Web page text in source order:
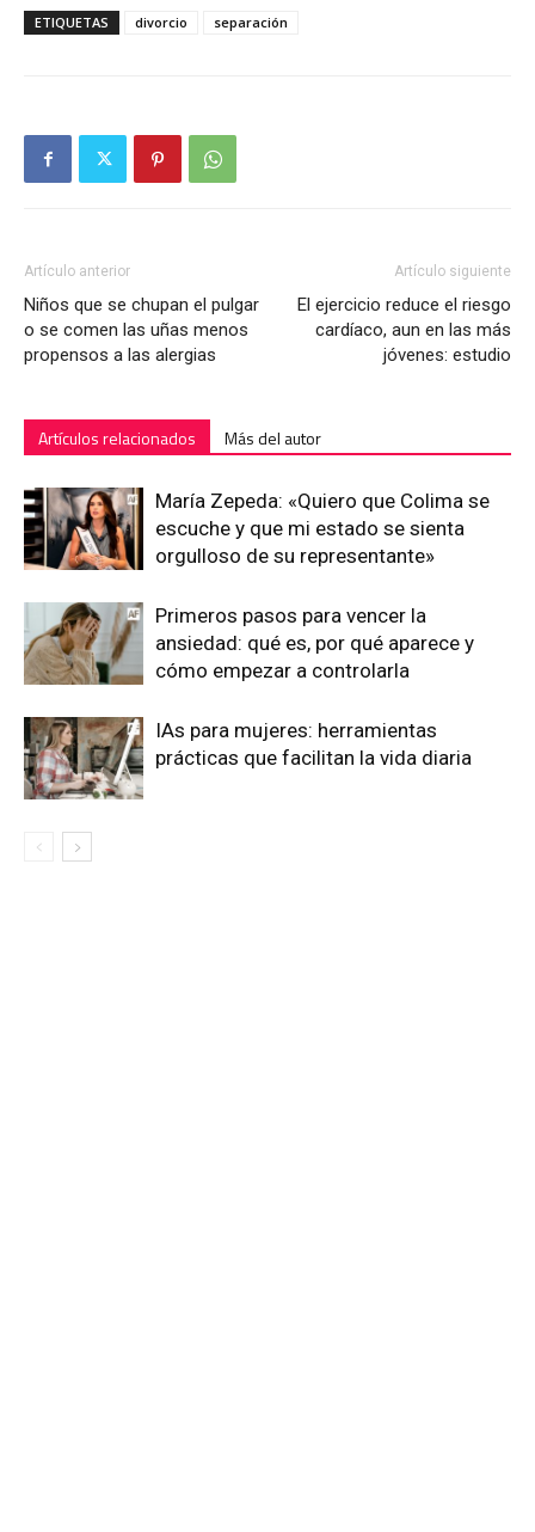
ETIQUETAS divorcio separación
Artículo anterior
Niños que se chupan el pulgar
o se comen las uñas menos
propensos a las alergias
Artículo siguiente
El ejercicio reduce el riesgo
cardíaco, aun en las más
jóvenes: estudio
Artículos relacionados Más del autor
María Zepeda: «Quiero que Colima se
escuche y que mi estado se sienta
orgulloso de su representante»
Primeros pasos para vencer la
ansiedad: qué es, por qué aparece y
cómo empezar a controlarla
IAs para mujeres: herramientas
prácticas que facilitan la vida diaria